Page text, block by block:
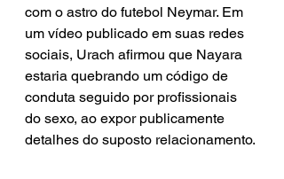
com o astro do futebol Neymar. Em
um vídeo publicado em suas redes
sociais, Urach afirmou que Nayara
estaria quebrando um código de
conduta seguido por profissionais
do sexo, ao expor publicamente
detalhes do suposto relacionamento.